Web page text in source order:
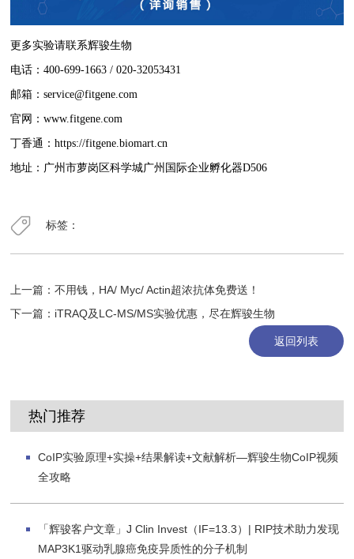
更多实验请联系辉骏生物
电话：400-699-1663 / 020-32053431
邮箱：service@fitgene.com
官网：www.fitgene.com
丁香通：https://fitgene.biomart.cn
地址：广州市萝岗区科学城广州国际企业孵化器D506
标签：
上一篇：不用钱，HA/ Myc/ Actin超浓抗体免费送！
下一篇： iTRAQ及LC-MS/MS实验优惠，尽在辉骏生物
返回列表
热门推荐
CoIP实验原理+实操+结果解读+文献解析—辉骏生物CoIP视频
全攻略
「辉骏客户文章」J Clin Invest（IF=13.3）| RIP技术助力发现
MAP3K1驱动乳腺癌免疫异质性的分子机制